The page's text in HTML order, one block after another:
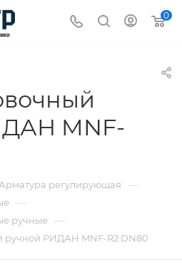
0
MNF-
Арматура регулирующая —
—
ручные —
ручной РИДАН MNF-R2 DN80